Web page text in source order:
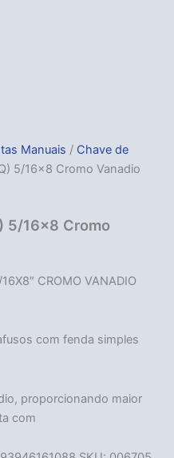
Manuais / Chave de
5/16×8 Cromo Vanadio
5/16×8 Cromo
CROMO VANADIO
com fenda simples
proporcionando maior
com